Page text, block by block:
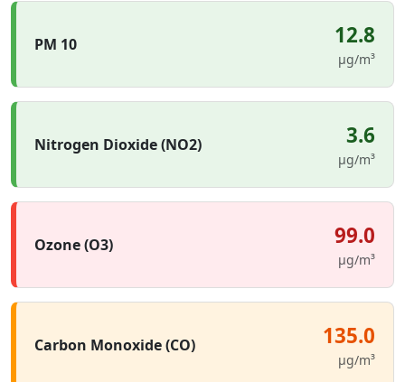
PM 10 12.8
µg/m³
Nitrogen Dioxide (NO2) 3.6
µg/m³
Ozone (O3) 99.0
µg/m³
Carbon Monoxide (CO) 135.0
µg/m³